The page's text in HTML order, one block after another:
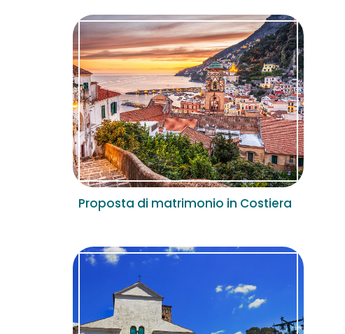
Proposta di matrimonio in Costiera